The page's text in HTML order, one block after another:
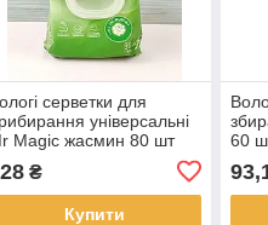
серветки для
універсальні
Magic жасмин 80 шт
₴
Купити
60